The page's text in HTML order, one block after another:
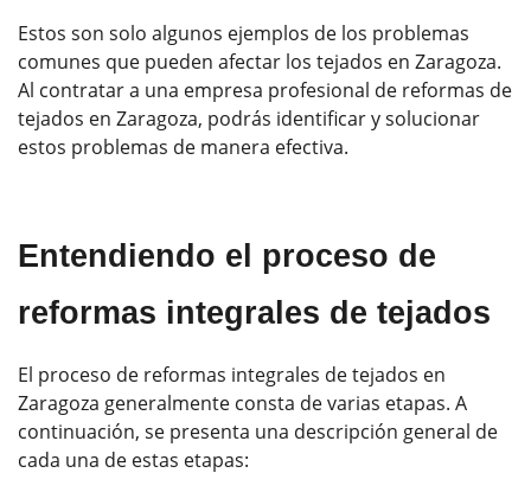
Estos son solo algunos ejemplos de los problemas
comunes que pueden afectar los tejados en Zaragoza.
Al contratar a una empresa profesional de reformas de
tejados en Zaragoza, podrás identificar y solucionar
estos problemas de manera efectiva.
Entendiendo el proceso de
reformas integrales de tejados
El proceso de reformas integrales de tejados en
Zaragoza generalmente consta de varias etapas. A
continuación, se presenta una descripción general de
cada una de estas etapas: